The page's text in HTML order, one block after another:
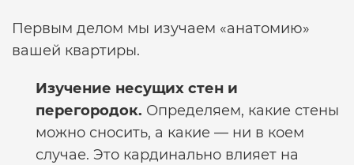
Первым делом мы изучаем «анатомию»
вашей квартиры.
Изучение несущих стен и
перегородок. Определяем, какие стены
можно сносить, а какие — ни в коем
случае. Это кардинально влияет на